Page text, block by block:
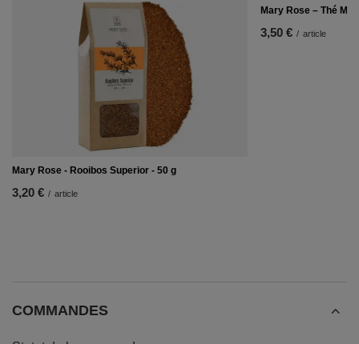
Mary Rose - Rooibos Superior - 50 g
3,20 € / article
Mary Rose – Thé
3,50 € / article
COMMANDES